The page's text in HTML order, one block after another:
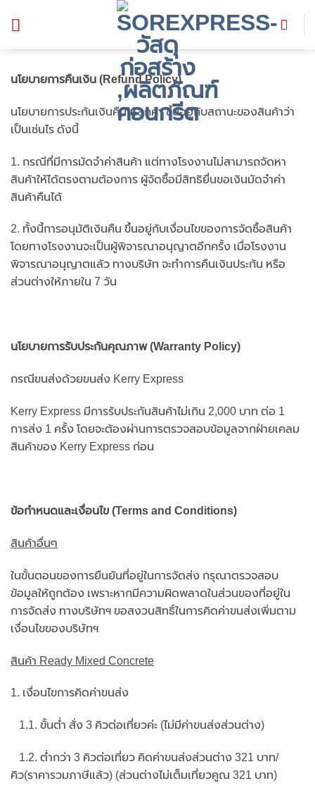
นโยบายการคืนเงิน (Refund Policy)
นโยบายการประกันเงินคืนให้ลูกค้า ขึ้นอยู่กับสถานะของสินค้าว่า
เป็นเช่นไร ดังนี้
1. กรณีที่มีการมัดจำค่าสินค้า แต่ทางโรงงานไม่สามารถจัดหา
สินค้าให้ได้ตรงตามต้องการ ผู้จัดซื้อมีสิทธิยื่นขอเงินมัดจำค่า
สินค้าคืนได้
2. ทั้งนี้การอนุมัติเงินคืน ขึ้นอยู่กับเงื่อนไขของการจัดซื้อสินค้า
โดยทางโรงงานจะเป็นผู้พิจารณาอนุญาตอีกครั้ง เมื่อโรงงาน
พิจารณาอนุญาตแล้ว ทางบริษัท จะทำการคืนเงินประกัน หรือ
ส่วนต่างให้ภายใน 7 วัน
นโยบายการรับประกันคุณภาพ (Warranty Policy)
กรณีขนส่งด้วยขนส่ง Kerry Express
Kerry Express มีการรับประกันสินค้าไม่เกิน 2,000 บาท ต่อ 1
การส่ง 1 ครั้ง โดยจะต้องผ่านการตรวจสอบข้อมูลจากฝ่ายเคลม
สินค้าของ Kerry Express ก่อน
ข้อกำหนดและเงื่อนไข (Terms and Conditions)
สินค้าอื่นๆ
ในขั้นตอนของการยืนยันที่อยู่ในการจัดส่ง กรุณาตรวจสอบ
ข้อมูลให้ถูกต้อง เพราะหากมีความผิดพลาดในส่วนของที่อยู่ใน
การจัดส่ง ทางบริษัทฯ ขอสงวนสิทธิ์ในการคิดค่าขนส่งเพิ่มตาม
เงื่อนไขของบริษัทฯ
สินค้า Ready Mixed Concrete
1. เงื่อนไขการคิดค่าขนส่ง
1.1. ขั้นต่ำ สั่ง 3 คิวต่อเที่ยวค่ะ (ไม่มีค่าขนส่งส่วนต่าง)
1.2. ต่ำกว่า 3 คิวต่อเที่ยว คิดค่าขนส่งส่วนต่าง 321 บาท/
คิว(ราคารวมภาษีแล้ว) (ส่วนต่างไม่เต็มเที่ยวคูณ 321 บาท)